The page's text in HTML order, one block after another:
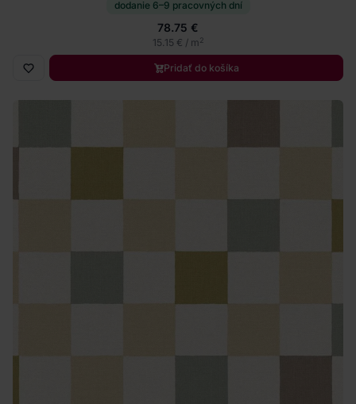
dodanie 6–9 pracovných dní
78.75 €
15.15 € / m2
Pridať do košíka